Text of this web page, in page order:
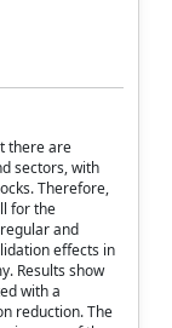
there are
sectors, with
Therefore,
for the
and
effects in
Results show
with a
reduction. The